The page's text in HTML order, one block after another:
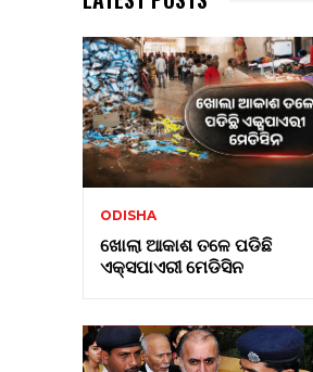
ODISHA
ଖୋଲା ଆକାଶ ତଳେ ପଡିଛି
ଏକ୍ସପାଏରୀ ମେଡିସିନ